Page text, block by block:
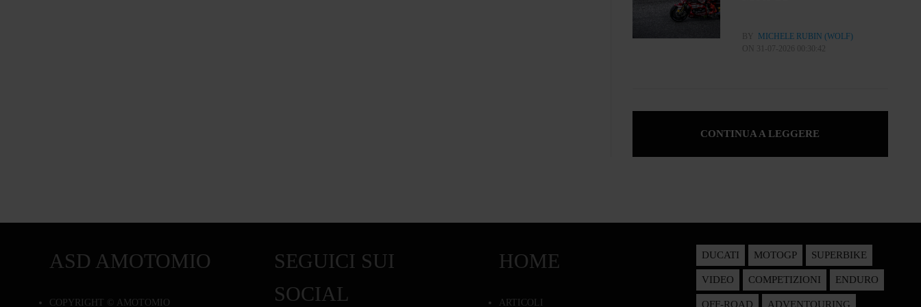
BY
MICHELE RUBIN (WOLF)
ON 31-07-2026 00:30:42
CONTINUA A LEGGERE
ASD AMOTOMIO
COPYRIGHT © AMOTOMIO
SEGUICI SUI
SOCIAL
HOME
ARTICOLI
DUCATI MOTOGP SUPERBIKE
VIDEO COMPETIZIONI ENDURO
OFF-ROAD ADVENTOURING